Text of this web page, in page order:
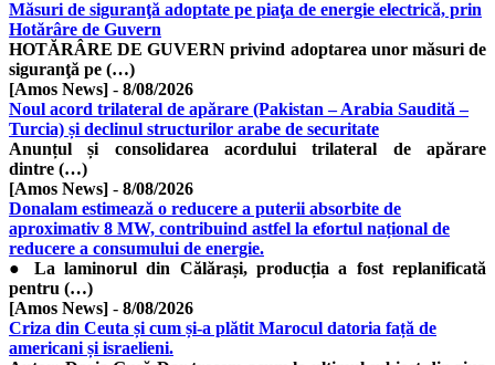
Măsuri de siguranţă adoptate pe piaţa de energie electrică, prin
Hotărâre de Guvern
HOTĂRÂRE DE GUVERN privind adoptarea unor măsuri de
siguranţă pe (…)
[Amos News] - 8/08/2026
Noul acord trilateral de apărare (Pakistan – Arabia Saudită –
Turcia) și declinul structurilor arabe de securitate
​Anunțul și consolidarea acordului trilateral de apărare
dintre (…)
[Amos News] - 8/08/2026
Donalam estimează o reducere a puterii absorbite de
aproximativ 8 MW, contribuind astfel la efortul național de
reducere a consumului de energie.
● La laminorul din Călărași, producția a fost replanificată
pentru (…)
[Amos News] - 8/08/2026
Criza din Ceuta și cum și-a plătit Marocul datoria față de
americani și israelieni.